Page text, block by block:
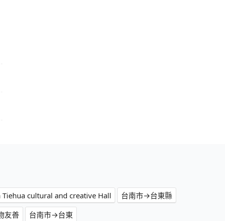
cultural and creative Hall
台南市→台東縣
友善 台南市→台東